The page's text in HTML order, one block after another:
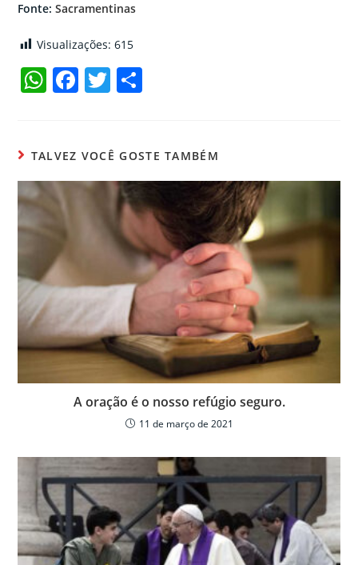
Fonte: Sacramentinas
Visualizações:615
W
s
A
p
p
F
e
b
o
k
T
er p
ar
til
h
ar
TALVEZ VOCÊ GOSTE TAMBÉM
A oração é o nosso refúgio seguro.
11 de março de 2021